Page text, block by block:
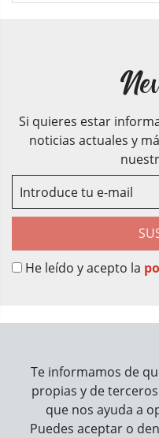
Si quieres estar
noticias actuales y
He leído y acepto la
Información
Cómo trabajamos
Te informamos de
propias y de
que nos ayuda a
Puedes aceptar o